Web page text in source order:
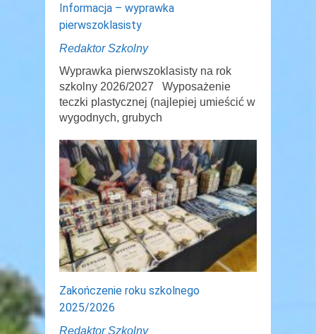
Informacja – wyprawka
pierwszoklasisty
Redaktor Szkolny
Wyprawka pierwszoklasisty na rok
szkolny 2026/2027 Wyposażenie
teczki plastycznej (najlepiej umieścić w
wygodnych, grubych
Zakończenie roku szkolnego
2025/2026
Redaktor Szkolny